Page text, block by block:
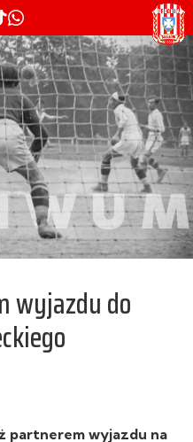
wyjazdu do
partnerem wyjazdu na